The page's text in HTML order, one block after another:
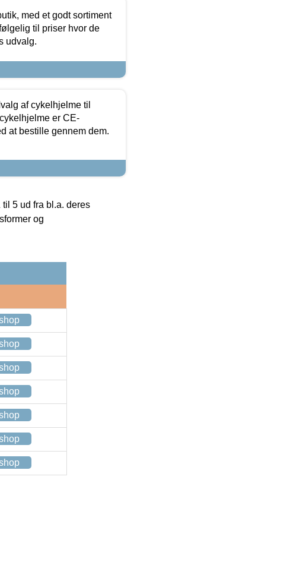
med et godt sortiment
til priser hvor de
udvalg.
af cykelhjelme til
er CE-
at bestille gennem dem.
5 ud fra bl.a. deres
og